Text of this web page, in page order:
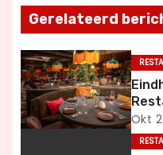
n
a
v
i
Gerelateerd
en
Okt